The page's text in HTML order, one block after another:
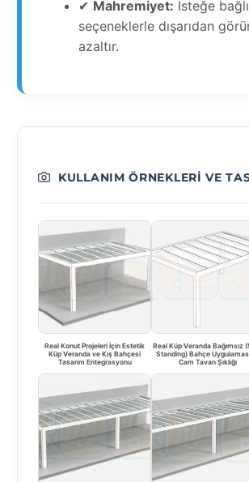
✔ Mahremiyet: İsteğe bağlı
seçeneklerle dışarıdan
azaltır.
KULLANIM ÖRNEKLERI VE
Real Konut Projeleri İçin Estetik
Küp Veranda ve Kış Bahçesi
Tasarım Entegrasyonu
Real Küp Veranda Bağımsız
Standing) Bahçe
Cam Tavan Şıklığı